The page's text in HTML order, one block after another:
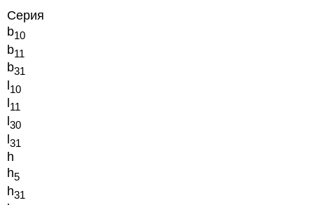
Серия
b10
b11
b31
l10
11
l30
l31
h
h5
h31